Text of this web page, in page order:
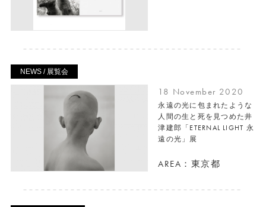
NEWS / 展覧会
18 November 2020
永遠の光に包まれたような
人間の生と死を見つめた井
津建郎「ETERNAL LIGHT 永
遠の光」展
AREA：東京都